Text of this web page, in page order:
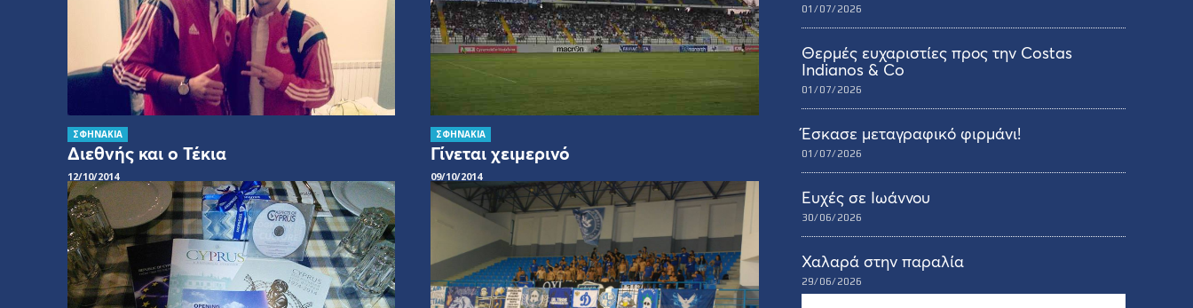
ΣΦΗΝΑΚΙΑ
Διεθνής και ο Τέκια
12/10/2014
ΣΦΗΝΑΚΙΑ
Γίνεται χειμερινό
09/10/2014
01/07/2026
Θερμές ευχαριστίες προς την Costas
Indianos & Co
01/07/2026
Έσκασε μεταγραφικό φιρμάνι!
01/07/2026
Ευχές σε Ιωάννου
30/06/2026
Χαλαρά στην παραλία
29/06/2026